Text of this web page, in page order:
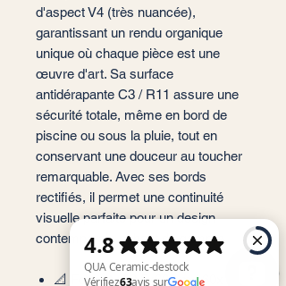
d'aspect V4 (très nuancée),
garantissant un rendu organique
unique où chaque pièce est une
œuvre d'art. Sa surface
antidérapante C3 / R11 assure une
sécurité totale, même en bord de
piscine ou sous la pluie, tout en
conservant une douceur au toucher
remarquable. Avec ses bords
rectifiés, il permet une continuité
visuelle parfaite pour un design
contemporain et haut de gamme.
📐 Format : 29,5x60 cm / 60x120